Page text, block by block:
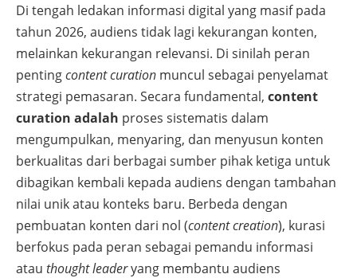
Di tengah ledakan informasi digital yang masif pada
tahun 2026, audiens tidak lagi kekurangan konten,
melainkan kekurangan relevansi. Di sinilah peran
pentingcontent curation muncul sebagai penyelamat
strategi pemasaran. Secara fundamental, content
curation adalah proses sistematis dalam
mengumpulkan, menyaring, dan menyusun konten
berkualitas dari berbagai sumber pihak ketiga untuk
dibagikan kembali kepada audiens dengan tambahan
nilai unik atau konteks baru. Berbeda dengan
pembuatan konten dari nol (content creation), kurasi
berfokus pada peran sebagai pemandu informasi
atau thought leaderyang membantu audiens